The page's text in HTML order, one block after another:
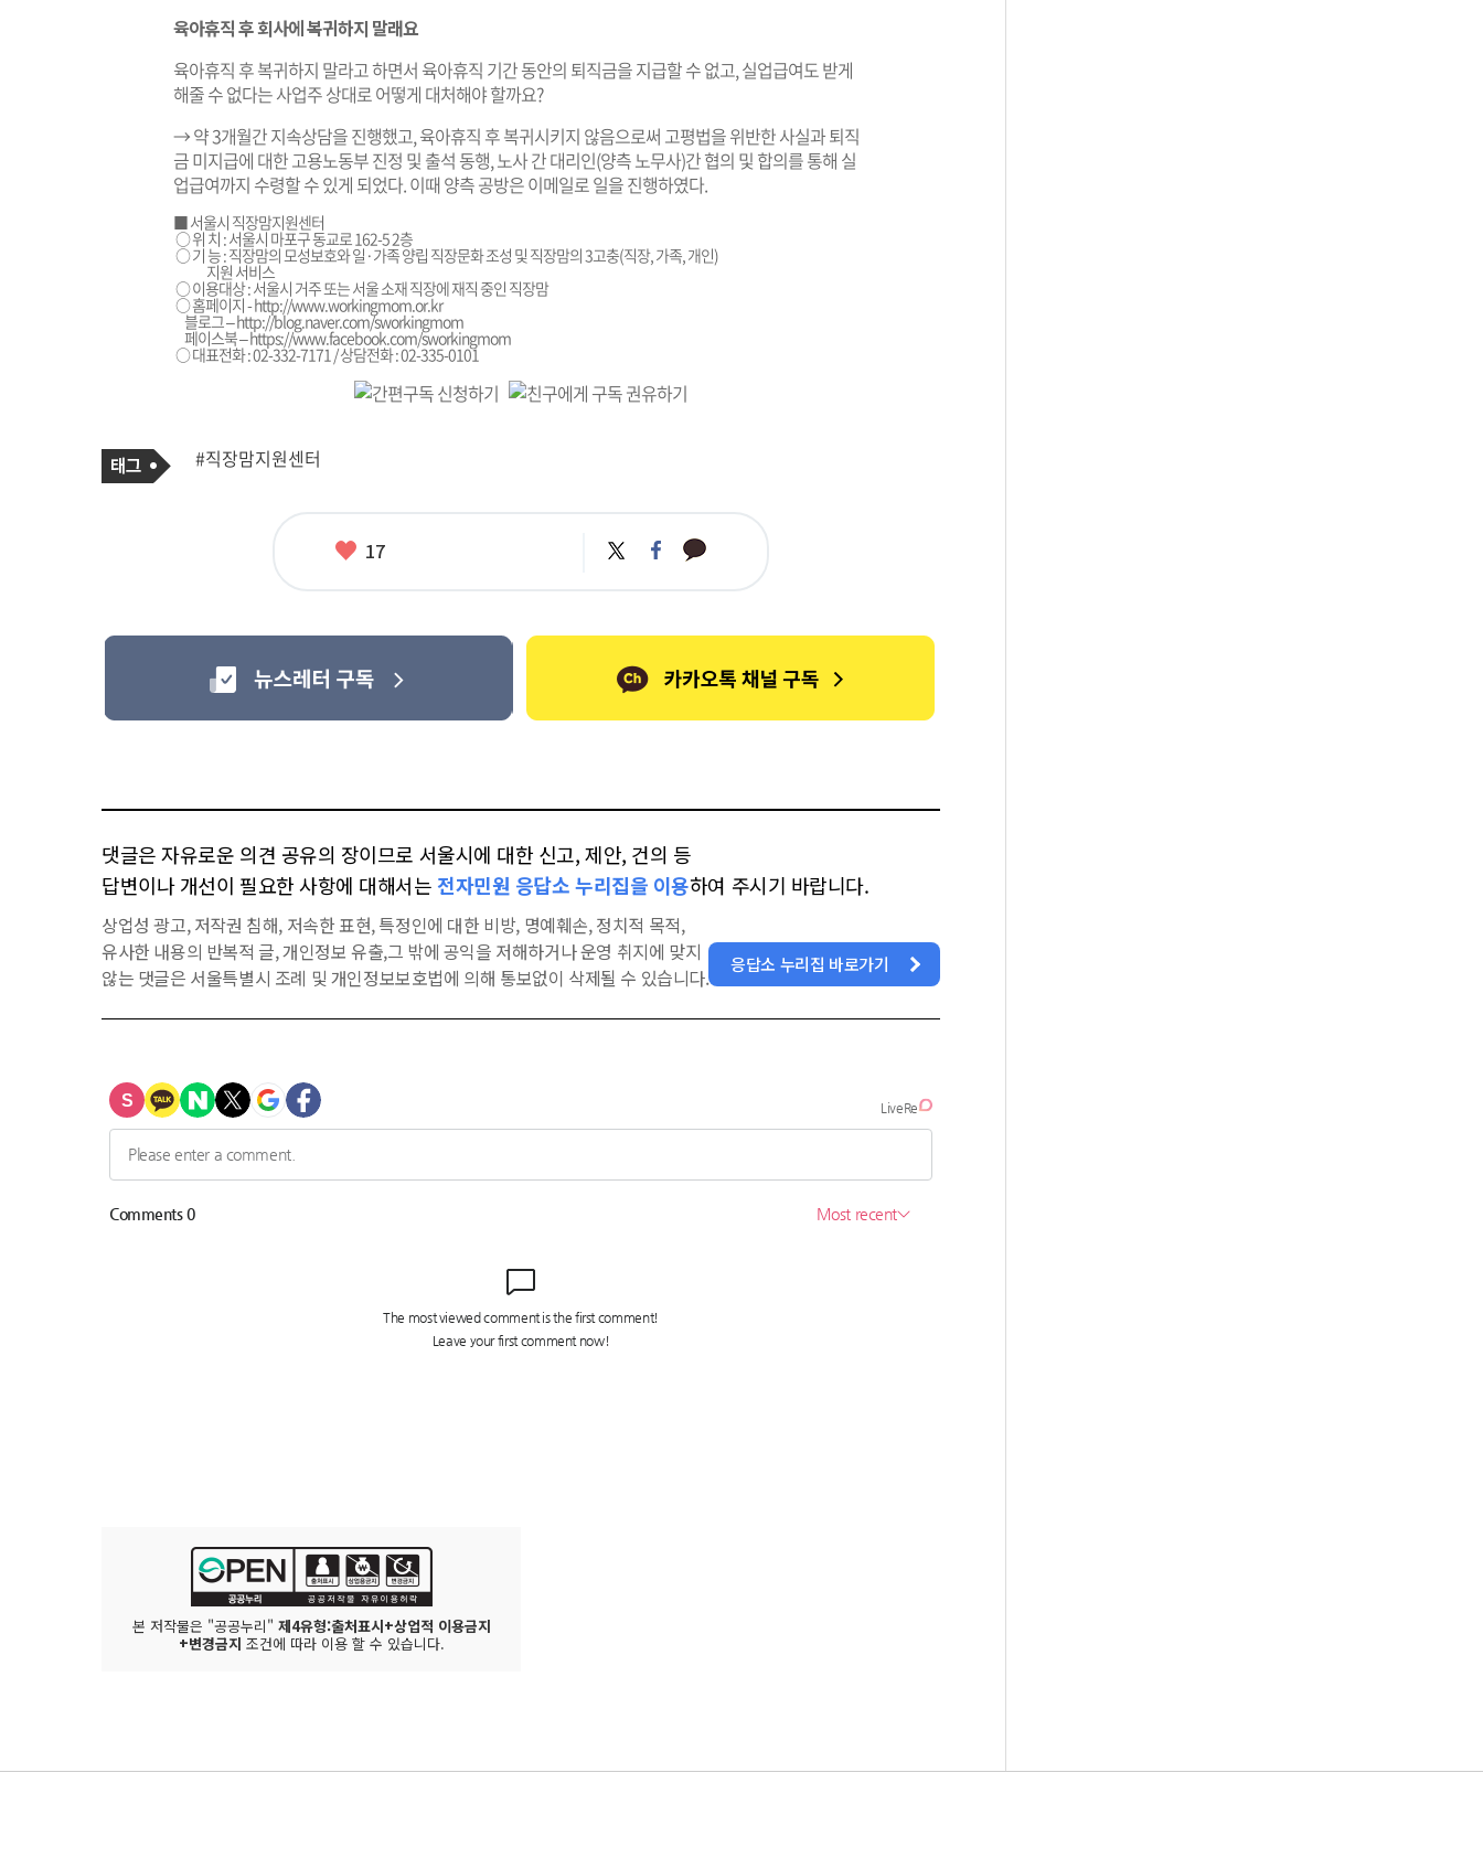
육아휴직 후 회사에 복귀하지 말래요
육아휴직 후 복귀하지 말라고 하면서 육아휴직 기간 동안의 퇴직금을 지급할 수 없고, 실업급여도 받게
해줄 수 없다는 사업주 상대로 어떻게 대처해야 할까요?
→ 약 3개월간 지속상담을 진행했고, 육아휴직 후 복귀시키지 않음으로써 고평법을 위반한 사실과 퇴직
금 미지급에 대한 고용노동부 진정 및 출석 동행, 노사 간 대리인(양측 노무사)간 협의 및 합의를 통해 실
업급여까지 수령할 수 있게 되었다. 이때 양측 공방은 이메일로 일을 진행하였다.
■ 서울시 직장맘지원센터
○ 위 치 : 서울시 마포구 동교로 162-5 2층
○ 기 능 : 직장맘의 모성보호와 일·가족 양립 직장문화 조성 및 직장맘의 3고충(직장, 가족, 개인)
지원 서비스
○ 이용대상 : 서울시 거주 또는 서울 소재 직장에 재직 중인 직장맘
○ 홈페이지 -http://www.workingmom.or.kr
블로그 –http://blog.naver.com/sworkingmom
페이스북 –https://www.facebook.com/sworkingmom
○ 대표전화 : 02-332-7171 / 상담전화 : 02-335-0101
사
태
그
#직장맘지원센터
좋
17 트
위
페
이
카
카
댓글은 자유로운 의견 공유의 장이므로 서울시에 대한 신고, 제안, 건의 등
답변이나 개선이 필요한 사항에 대해서는 전자민원 응답소 누리집을 이용하여 주시기 바랍니다.
상업성 광고, 저작권 침해, 저속한 표현, 특정인에 대한 비방, 명예훼손, 정치적 목적,
유사한 내용의 반복적 글, 개인정보 유출,그 밖에 공익을 저해하거나 운영 취지에 맞지
않는 댓글은 서울특별시 조례 및 개인정보보호법에 의해 통보없이 삭제될 수 있습니다.
응답소 누리집 바로가기
본 저작물은 "공공누리" 제4유형:출처표시+상업적 이용금지
+변경금지 조건에 따라 이용 할 수 있습니다.